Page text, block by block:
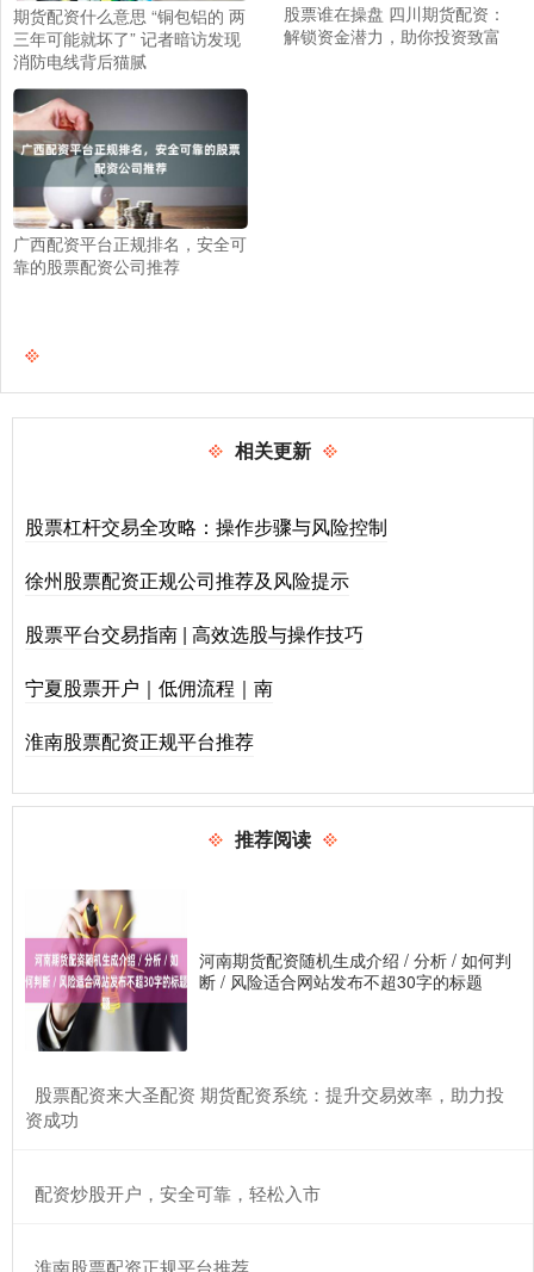
期货配资什么意思 “铜包铝的 两
三年可能就坏了” 记者暗访发现
消防电线背后猫腻
股票谁在操盘 四川期货配资：
解锁资金潜力，助你投资致富
广西配资平台正规排名，安全可
靠的股票配资公司推荐
相关更新
股票杠杆交易全攻略：操作步骤与风险控制
徐州股票配资正规公司推荐及风险提示
股票平台交易指南 | 高效选股与操作技巧
宁夏股票开户｜低佣流程｜南
淮南股票配资正规平台推荐
推荐阅读
河南期货配资随机生成介绍 / 分析 / 如何判
断 / 风险适合网站发布不超30字的标题
​股票配资来大圣配资 期货配资系统：提升交易效率，助力投
资成功
​配资炒股开户，安全可靠，轻松入市
​淮南股票配资正规平台推荐